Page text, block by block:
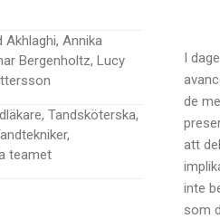
Akhlaghi, Annika
Bergenholtz, Lucy
Tandsköterska,
teamet
I
de
att
inte
som